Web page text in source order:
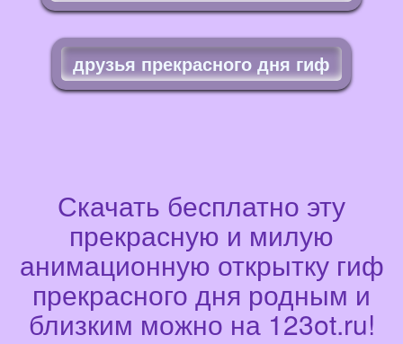
друзья прекрасного дня гиф
Скачать бесплатно эту
прекрасную и милую
анимационную открытку гиф
прекрасного дня родным и
близким можно на 123ot.ru!